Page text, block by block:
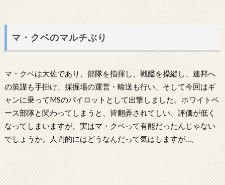
マ・クベのマルチぶり
マ・クベは大佐であり、部隊を指揮し、戦艦を操縦し、連邦へ
の策謀も手掛け、採掘場の運営・輸送も行い、そして今回はギ
ャンに乗ってMSのパイロットとして出撃しました。ホワイトベ
ース部隊と関わってしまうと、皆翻弄されてしい、評価が低く
なってしまいますが、実はマ・クベって有能だったんじゃない
でしょうか。人間的にはどうなんだって気はしますが…。